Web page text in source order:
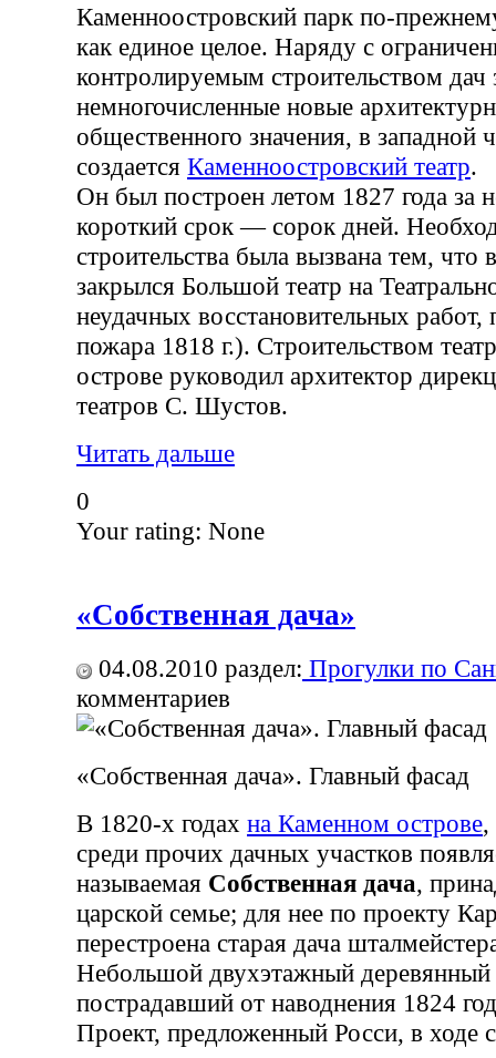
Каменноостровский парк по-
как единое целое. Наряду с
контролируемым строительством дач
немногочисленные новые
общественного значения, в западной
создается Каменноостровский театр.
Он был построен летом 1827 года за
короткий срок — сорок дней.
строительства была вызвана тем, что
закрылся Большой театр на
неудачных восстановительных
пожара 1818 г.). Строительством
острове руководил архитектор
театров С. Шустов.
Читать дальше
0
Your rating: None
«Собственная дача»
04.08.2010 раздел: Прогулки по
комментариев
«Собственная дача». Главный фасад
В 1820-х годах на Каменном острове,
среди прочих дачных участков
называемая Собственная дача,
царской семье; для нее по проекту
перестроена старая дача
Небольшой двухэтажный
пострадавший от наводнения 1824
Проект, предложенный Росси, в ходе